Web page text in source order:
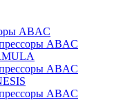
ABAC
ABAC
ABAC
ABAC